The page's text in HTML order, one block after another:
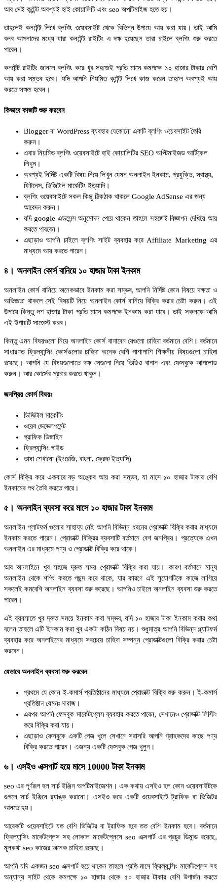
আর সেই কন্টেন্ট অবশ্যই হাই কোয়ালিটি এবং seo অপটিমাইজ হতে হয়।
তাহলেই কনটেন্ট লিখে ব্লগিং ওয়েবসাইট থেকে বিভিন্ন উপায়ে আয় করা যায়। তাই আমি
বলব আপনাদের মধ্যে যারা কনটেন্ট রাইটিং এ দক্ষ হয়েছেন তারা চাইলে ব্লগিং শুরু করতে
পারেন।
কনটেন্ট রাইটিং জানলে ব্লগিং করে খুব সহজেই প্রতি মাসে কমপক্ষে ১০ হাজার টাকার বেশি
আয় করা সম্ভব হবে। যদি আপনি নিয়মিত কন্টেন্ট লিখে কাজ করেন তাহলে অবশ্যই আয়
করতে সক্ষম হবেন।
কিভাবে কাজটি শুরু করবেন
Blogger বা WordPress ব্যবহার যেকোনো একটি ব্লগিং ওয়েবসাইট তৈরি
করুন।
এবার নিয়মিত ব্লগিং ওয়েবসাইটে হাই কোয়ালিটির SEO অপ্টিমাইজড আর্টিকেল
লিখুন।
অবশ্যই নির্দিষ্ট একটি বিষয় নিয়ে লিখুন যেমন অনলাইন ইনকাম, প্রযুক্তি, স্বাস্থ্য,
ফিটনেস, ডিজিটাল মার্কেটিং ইত্যাদি।
ব্লগিং ওয়েবসাইটে সকল কিছু ঠিকঠাক থাকলে Google AdSense এর জন্য
আবেদন করুন।
যদি google এডসেন্স অনুমোদন পেয়ে থাকেন তাহলে সহজেই বিজ্ঞাপন দেখিয়ে আয়
করতে পারবেন।
এছাড়াও আপনি চাইলে ব্লগিং সাইট ব্যবহার করে Affiliate Marketing এর
মাধ্যমে আয় করতে পারেন।
৪। অনলাইন কোর্স বানিয়ে ১০ হাজার টাকা ইনকাম
অনলাইন কোর্স বানিয়ে অনেকভাবে ইনকাম করা সম্ভব, আপনি নির্দিষ্ট কোন বিষয়ে দক্ষতা ও
অভিজ্ঞতা থাকলে সেই বিষয়টি নিয়ে অনলাইন কোর্স বানিয়ে বিক্রি করার চেষ্টা করুন। এই
উপায়ে কিন্তু দশ হাজার টাকা প্রতি মাসে কমপক্ষে ইনকাম করা যাবে। তাই সকলকে আমি
এই উপায়টি সাজেস্ট করব।
কিন্তু এমন বিষয়গুলো নিয়ে অনলাইন কোর্স বানাবেন যেগুলো চাহিদা বর্তমানে বেশি। বর্তমানে
সাধারণত ফ্রিল্যান্সিং কোর্সগুলোর চাহিদা অনেক বেশি পাশাপাশি শিক্ষনীয় বিষয়গুলো চাহিদা
রয়েছে। আপনি যে বিষয়গুলোতে দক্ষ সেগুলো নিয়ে ভিডিও বানান এবং ফেসবুকে আপলোড
করুন। আর কোর্সের প্রচার করতে থাকুন।
জনপ্রিয় কোর্স বিষয়ঃ
ডিজিটাল মার্কেটিং
ওয়েব ডেভেলপমেন্ট
গ্রাফিক ডিজাইন
ফ্রিল্যান্সিং গাইড
ভাষা শেখানো (ইংরেজি, বাংলা, ফ্রেঞ্চ ইত্যাদি)
কোর্স বিক্রি করে একবারে বড় অঙ্কের আয় করা সম্ভব, যা মাসে ১০ হাজার টাকার বেশি
ইনকামের পথ তৈরি করতে পারে।
৫। অনলাইন ব্যবসা করে মাসে ১০ হাজার টাকা ইনকাম
অনলাইন প্লাটফর্ম গুলোর সাহায্য নেই আপনি বিভিন্ন ধরনের প্রোডাক্ট বিক্রি করার মাধ্যমে
ইনকাম করতে পারেন। প্রোডাক্ট বিক্রির ব্যবসাটি বর্তমানে বেশ জনপ্রিয়। প্রত্যেকে এখন
অনলাইন এর মাধ্যমে পণ্য ও প্রোডাক্ট বিক্রি করে থাকে।
আর অনলাইনে খুব সহজে দ্রুত সময় প্রোডাক্ট বিক্রি করা যায়। কারণ বর্তমানে মানুষ
অনলাইন থেকে শপিং করতে পছন্দ করে থাকে, যার কারণে এই সুযোগটিকে কাজে লাগিয়ে
সকলেই কমবেশি অনলাইন ব্যবসা শুরু করেছে। আপনিও চাইলে অনলাইন ব্যবসা শুরু করতে
পারেন।
এই ব্যবসাতে খুব দ্রুত সময়ে ইনকাম করা সম্ভব, যদি ১০ হাজার টাকা ইনকাম করার কথা
বলেন তাহলে এটি ইনকাম করা খুব একটা কঠিন বিষয় নয়। শুধুমাত্র আপনি বিভিন্ন প্ল্যাটফর্ম
ব্যবহার করে অনলাইনের মাধ্যমে সবচেয়ে চাহিদা সম্পন্ন প্রোডাক্টগুলো বিক্রি করার চেষ্টা
করবেন।
যেভাবে অনলাইন ব্যবসা শুরু করবেন
প্রথমে যে কোন ই-কমার্স প্রতিষ্ঠানের মাধ্যমে প্রোডাক্ট বিক্রি শুরু করুন। ই-কমার্স
প্রতিষ্ঠান যেমনঃ দারাজ।
এরপর আপনি ফেসবুক মার্কেটপ্লেস ব্যবহার করতে পারেন, সেখানেও প্রোডাক্ট লিস্টিং
করে বিক্রি করা যায়।
এছাড়াও ফেসবুকে একটি পেজ খুলে সেখানে সরাসরি আপনি গ্রাহকদের কাছে পণ্য
বিক্রি করতে পারেন। এজন্য একটি ফেসবুক পেজ খুলুন।
৬। এসইও এক্সপার্ট হয়ে মাসে 10000 টাকা ইনকাম
seo এর পূর্ণরূপ হল সার্চ ইঞ্জিন অপটিমাইজেশন। এক কথায় এসইও হল কোন ওয়েবসাইটকে
গুগলে সার্চ ইঞ্জিনে র‍্যাঙ্ক করানো। এসইও করে একটি ওয়েবসাইটে ট্রাফিক বা ভিজিটর
আনতে হয়।
আরেকটি ওয়েবসাইটে যত বেশি ভিজিটর বা ট্রাফিক হবে তত বেশি ইনকাম হবে। বর্তমানে
ফ্রিল্যান্সিং মার্কেটপ্লেস সহ লোকাল মার্কেটপ্লেসে seo এক্সপার্ট এর প্রচুর ডিমান্ড রয়েছে,
মূলকথা seo কাজের অনেক চাহিদা রয়েছে।
আপনি যদি একজন seo এক্সপার্ট হয়ে থাকেন তাহলে প্রতি মাসে ফ্রিল্যান্সিং মার্কেটপ্লেস সহ
অন্যান্য সাইট থেকে কমপক্ষে ১০ হাজার থেকে ৫০ হাজার টাকার বেশি উপার্জন করতে